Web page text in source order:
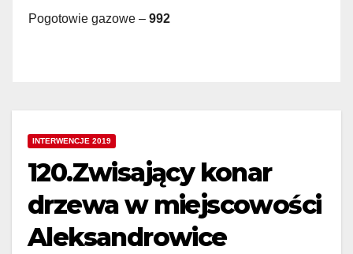
Pogotowie gazowe – 992
INTERWENCJE 2019
120.Zwisający konar
drzewa w miejscowości
Aleksandrowice